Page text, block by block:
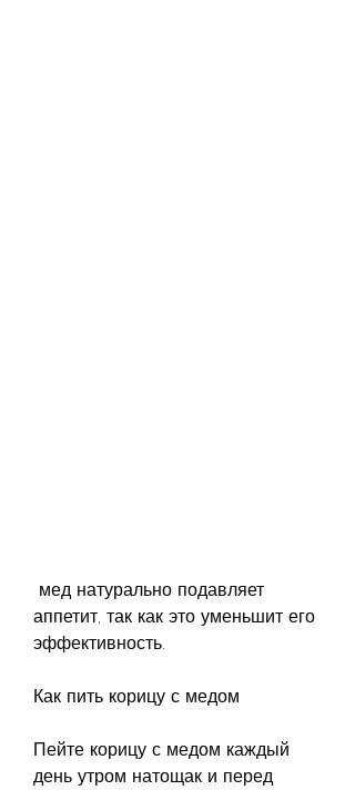
аппетит, так как это уменьшит его
эффективность.
Как пить корицу с медом
Пейте корицу с медом каждый
день утром натощак и перед